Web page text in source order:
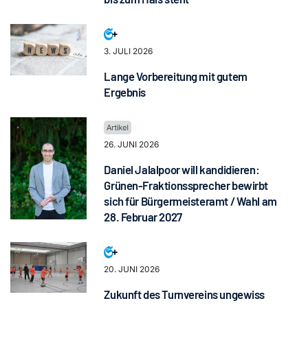
3. JULI 2026
Lange Vorbereitung mit gutem
Ergebnis
26. JUNI 2026
Daniel Jalalpoor will kandidieren:
Grünen-Fraktionssprecher bewirbt
sich für Bürgermeisteramt / Wahl am
28. Februar 2027
20. JUNI 2026
Zukunft des Turnvereins ungewiss